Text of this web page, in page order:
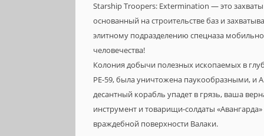
Starship Troopers: Extermination — это
основанный на строительстве баз и
элитному подразделению спецназа
человечества!
Колония добычи полезных ископаемых в
PE-59, была уничтожена паукообразными, и
десантный корабль упадет в грязь, ваша
инструмент и товарищи-солдаты
враждебной поверхности Валаки.